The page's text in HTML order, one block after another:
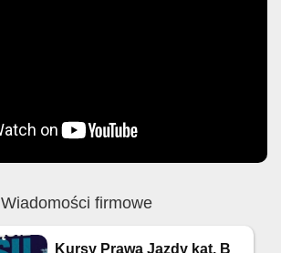
Wiadomości firmowe
Kursy Prawa Jazdy kat. B